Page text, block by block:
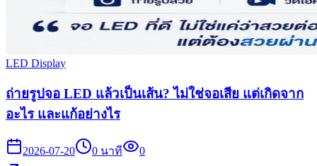
LED Display
ถ่ายรูปจอ LED แล้วเป็นเส้น? ไม่ใช่จอเสีย แต่เกิดจาก
อะไร และแก้อย่างไร
2026-07-20 0 นาที 0